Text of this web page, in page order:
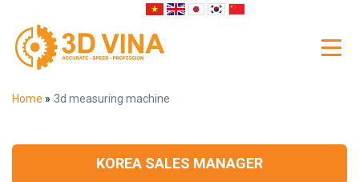
Home » 3d measuring machine
KOREA SALES MANAGER